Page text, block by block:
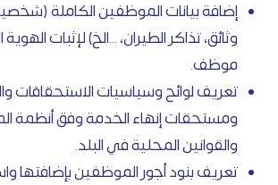
إضافة بيانات الموظفين الكاملة
وثائق، تذاكر الطيران، ...الخ) لإثبات
موظف.
تعريف لوائح وسياسيات الاستحقاقات
ومستحقات إنهاء الخدمة وفق أنظمة
والقوانين المحلية في البلد.
تعريف بنود أجور الموظفين بإضافتها